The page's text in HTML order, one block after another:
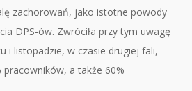
zachorowań, jako istotne powody
DPS-ów. Zwróciła przy tym uwagę
i listopadzie, w czasie drugiej fali,
pracowników, a także 60%